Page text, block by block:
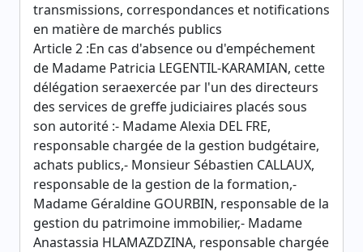
transmissions, correspondances et notifications
en matière de marchés publics
Article 2 :En cas d'absence ou d'empéchement
de Madame Patricia LEGENTIL-KARAMIAN, cette
délégation seraexercée par l'un des directeurs
des services de greffe judiciaires placés sous
son autorité :- Madame Alexia DEL FRE,
responsable chargée de la gestion budgétaire,
achats publics,- Monsieur Sébastien CALLAUX,
responsable de la gestion de la formation,-
Madame Géraldine GOURBIN, responsable de la
gestion du patrimoine immobilier,- Madame
Anastassia HLAMAZDZINA, responsable chargée